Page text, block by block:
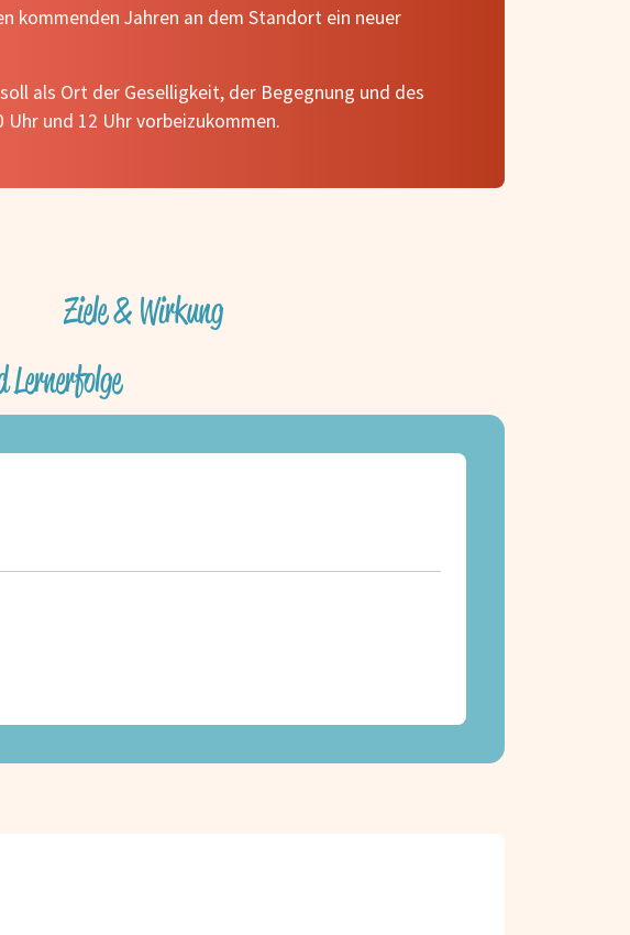
kommenden Jahren an dem Standort ein neuer
als Ort der Geselligkeit, der Begegnung und des
und 12 Uhr vorbeizukommen.
Ziele & Wirkung
Lernerfolge